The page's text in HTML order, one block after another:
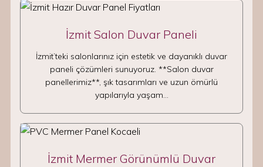
İzmit Salon Duvar Paneli
İzmit’teki salonlarınız için estetik ve dayanıklı duvar
paneli çözümleri sunuyoruz. **Salon duvar
panellerimiz**, şık tasarımları ve uzun ömürlü
yapılarıyla yaşam…
İzmit Mermer Görünümlü Duvar